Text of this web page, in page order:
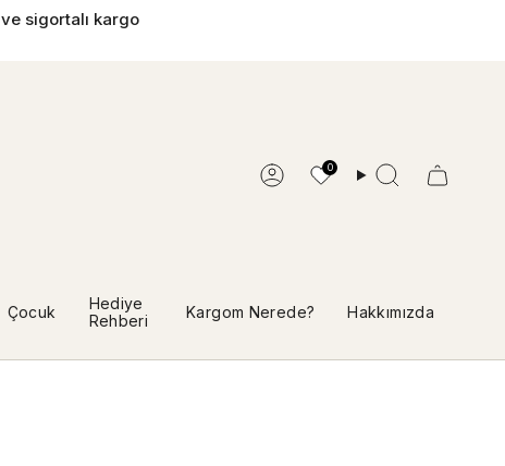
Hesap
0
Ara
Çocuk
Hediye
Rehberi
Kargom Nerede? Hakkımızda
sigortalı kargo